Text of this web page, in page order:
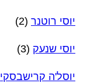
יוסי רוטנר (2)
יוסי שנעק (3)
יוסל'ה קרישבסקי